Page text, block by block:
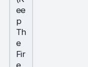
ee
p
Th
e
Fir